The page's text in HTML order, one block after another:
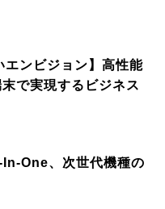
エンビジョン】高性能
で実現するビジネス
One、次世代機種の